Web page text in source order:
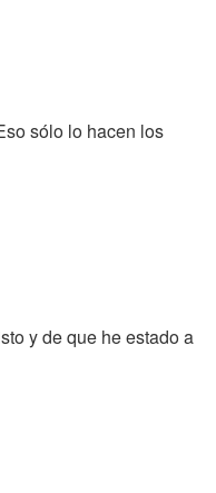
sólo lo hacen los
y de que he estado a